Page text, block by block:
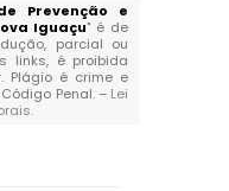
Prevenção e
Iguaçu" é de
parcial ou
links, é proibida
Plágio é crime e
Penal. – Lei
.